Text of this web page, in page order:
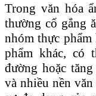
Trong văn hóa
thường cố gắng
nhóm thực
phẩm khác, có
đường hoặc
và nhiều nền